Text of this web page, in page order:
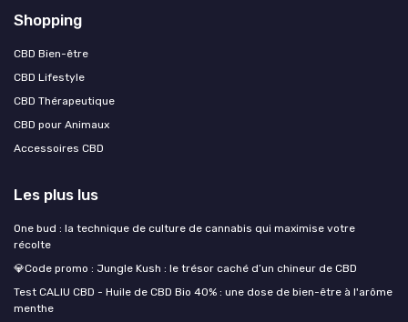
Shopping
CBD Bien-être
CBD Lifestyle
CBD Thérapeutique
CBD pour Animaux
Accessoires CBD
Les plus lus
One bud : la technique de culture de cannabis qui maximise votre
récolte
💎Code promo : Jungle Kush : le trésor caché d’un chineur de CBD
Test CALIU CBD - Huile de CBD Bio 40% : une dose de bien-être à l'arôme
menthe